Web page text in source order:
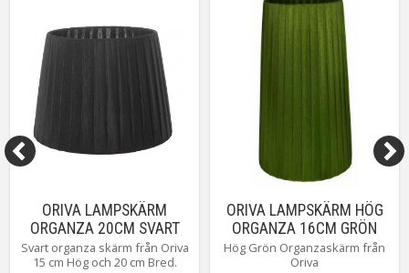
ORIVA LAMPSKÄRM
ORGANZA 20CM SVART
Svart organza skärm från Oriva
15 cm Hög och 20 cm Bred.
ORIVA LAMPSKÄRM HÖG
ORGANZA 16CM GRÖN
Hög Grön Organzaskärm från
Oriva